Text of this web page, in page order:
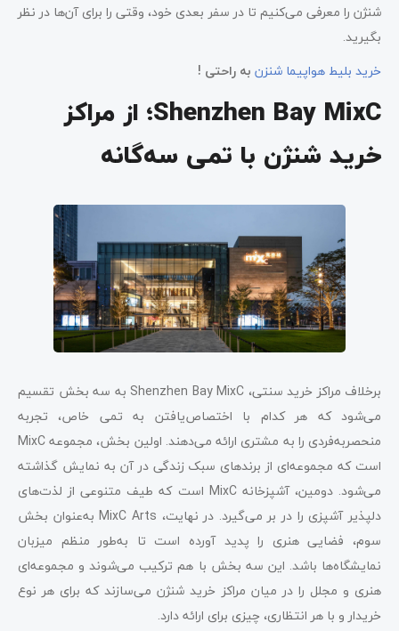
شنژن را معرفی می‌کنیم تا در سفر بعدی خود، وقتی را برای آن‌ها در نظر
بگیرید.
خرید بلیط هواپیما شنزن به راحتی !
Shenzhen Bay MixC؛ از مراکز
خرید شنژن با تمی سه‌گانه
برخلاف مراکز خرید سنتی، Shenzhen Bay MixC به سه بخش تقسیم
می‌شود که هر کدام با اختصاص‌یافتن به تمی خاص، تجربه
منحصربه‌فردی را به مشتری ارائه می‌دهند. اولین بخش، مجموعه MixC
است که مجموعه‌ای از برندهای سبک زندگی در آن به نمایش گذاشته
می‌شود. دومین، آشپزخانه MixC است که طیف متنوعی از لذت‌های
دلپذیر آشپزی را در بر می‌گیرد. در نهایت، MixC Arts به‌عنوان بخش
سوم، فضایی هنری را پدید آورده است تا به‌طور منظم میزبان
نمایشگاه‌ها باشد. این سه بخش با هم ترکیب می‌شوند و مجموعه‌ای
هنری و مجلل را در میان مراکز خرید شنژن می‌سازند که برای هر نوع
خریدار و با هر انتظاری، چیزی برای ارائه دارد.